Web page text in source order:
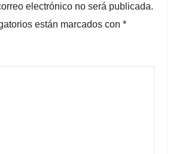
electrónico no será publicada.
están marcados con *